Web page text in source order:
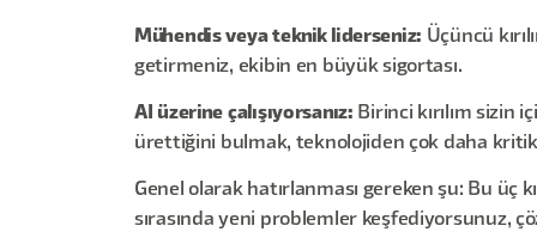
Mühendis veya teknik liderseniz: Üçüncü
getirmeniz, ekibin en büyük sigortası.
AI üzerine çalışıyorsanız: Birinci kırılım sizin
ürettiğini bulmak, teknolojiden çok daha
Genel olarak hatırlanması gereken şu: Bu üç
sırasında yeni problemler keşfediyorsunuz,